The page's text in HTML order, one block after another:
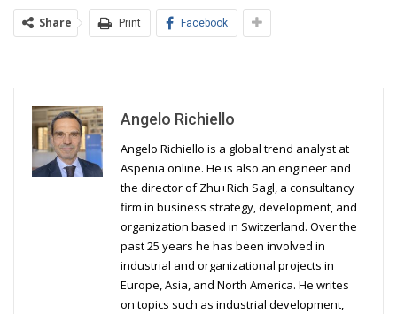
Share Print Facebook
Angelo Richiello
Angelo Richiello is a global trend analyst at
Aspenia online. He is also an engineer and
the director of Zhu+Rich Sagl, a consultancy
firm in business strategy, development, and
organization based in Switzerland. Over the
past 25 years he has been involved in
industrial and organizational projects in
Europe, Asia, and North America. He writes
on topics such as industrial development,